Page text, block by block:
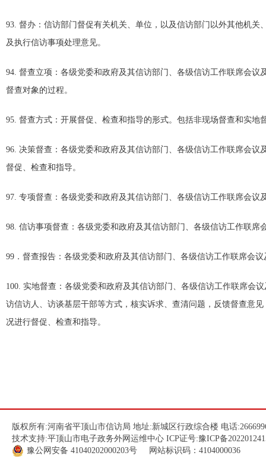
93. 督办：信访部门督促有关机关、单位，以及信访部门以外其他机
及执行信访事项处理意见。
94. 督查立项：各级党委和政府及其信访部门、各级信访工作联席会
督查对象的过程。
95. 督查方式：开展督促、检查和指导的形式。包括非现场督查和实
96. 决策督查：各级党委和政府及其信访部门、各级信访工作联席会
督促、检查和指导。
97. 专项督查：各级党委和政府及其信访部门、各级信访工作联席会
98. 信访事项督查：各级党委和政府及其信访部门、各级信访工作联
99．督查报告：各级党委和政府及其信访部门、各级信访工作联席会
100. 实地督查：各级党委和政府及其信访部门、各级信访工作联席会
访信访人、访谈基层干部等方式，核实诉求、查清问题，反馈督查意
况进行督促、检查和指导。
版权所有:河南省平顶山市信访局 地址:新城区行政综合楼 电话
技术支持:平顶山市电子政务外网运维中心 ICP证号:豫ICP备
豫公网安备 41040202000203号 网站标识码：4104000036